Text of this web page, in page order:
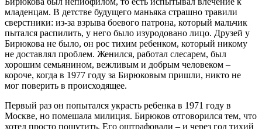
младенцам. В детстве будущего маньяка страшно травили
сверстники: из-за взрыва боевого патрона, который мальчик
пытался распилить, у него было изуродовано лицо. Друзей у
Бирюкова не было, он рос тихим ребенком, который никому
не доставлял проблем. Женился, работал слесарем, был
хорошим семьянином, вежливым и добрым человеком –
короче, когда в 1977 году за Бирюковым пришли, никто не
мог поверить в происходящее.
Первый раз он попытался украсть ребенка в 1971 году в
Москве, но помешала милиция. Бирюков отговорился тем, что
хотел просто пошутить. Его оштрафовали – и через год тихий